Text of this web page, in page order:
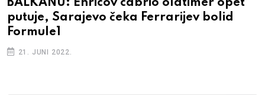
BALKANU: Enricov cabrio oldtimer opet
putuje, Sarajevo čeka Ferrarijev bolid
Formule1
21. JUNI 2022.